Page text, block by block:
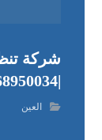
شركة
|0568950034|خدمات التنظيف
العين